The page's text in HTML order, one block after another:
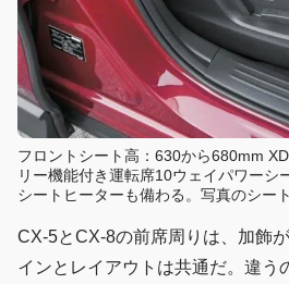
フロントシート高：630から680mm
リー機能付き運転席10ウェイパワーシ
シートヒーターも備わる。写真のシー
CX-5とCX-8の前席周りは、加飾
インとレイアウトは共通だ。違う